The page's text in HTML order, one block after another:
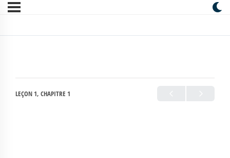
LEÇON 1, CHAPITRE 1